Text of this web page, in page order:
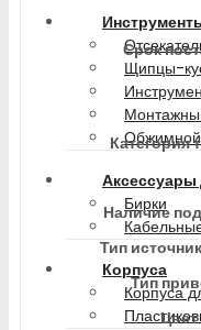
Щипцы-
Обжимной
Аксессуары
Бирки
Корпуса
Корпуса
Срок
Категория
Наличие
Тип
Тип
Цвет